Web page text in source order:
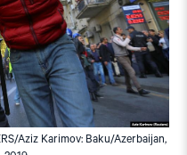
Aziz Karimov: Baku/Azerbaijan,